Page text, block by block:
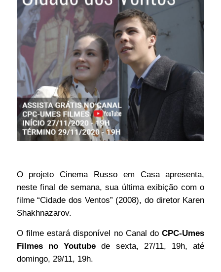
O projeto Cinema Russo em Casa apresenta,
neste final de semana, sua última exibição com o
filme “Cidade dos Ventos” (2008), do diretor Karen
Shakhnazarov.
O filme estará disponível no Canal doCPC-Umes
Filmes no Youtube de sexta, 27/11, 19h, até
domingo, 29/11, 19h.